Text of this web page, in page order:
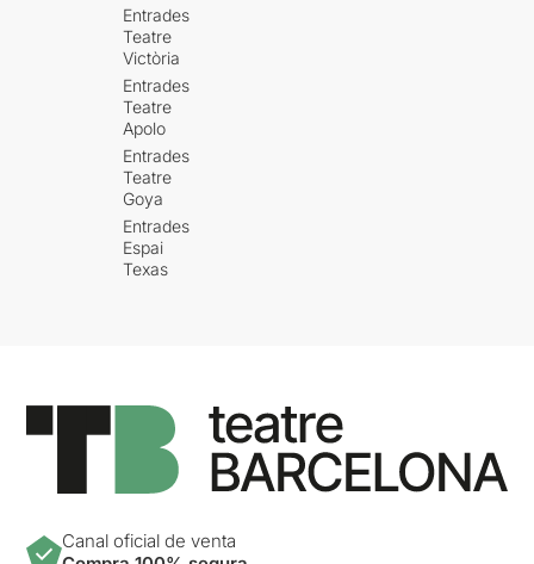
Entrades
Teatre
Victòria
Entrades
Teatre
Apolo
Entrades
Teatre
Goya
Entrades
Espai
Texas
Canal oficial de venta